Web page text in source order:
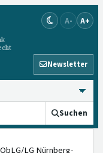
A- A+
Newsletter
Suchen
LG Nürnberg-